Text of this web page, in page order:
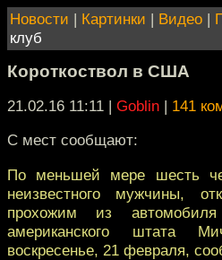
Новости | Картинки | Видео |
клуб
Короткоствол в США
21.02.16 11:11 | Goblin | 141
С мест сообщают:
По меньшей мере шесть
неизвестного мужчины,
прохожим из
американского штата
воскресенье, 21 февраля,